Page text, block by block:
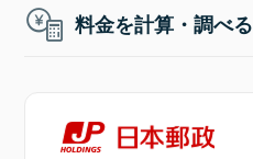
料金を計算・調べる